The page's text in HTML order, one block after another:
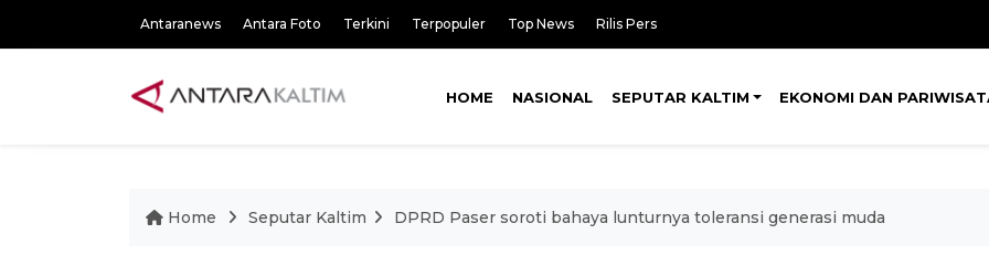
Antaranews Antara Foto Terkini Terpopuler Top News Rilis Pers
HOME NASIONAL SEPUTAR KALTIM EKONOMI DAN
Home Seputar Kaltim DPRD Paser soroti bahaya lunturnya toleransi generasi muda